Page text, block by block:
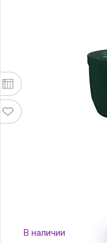
Рамекин №
керамика,
В наличии